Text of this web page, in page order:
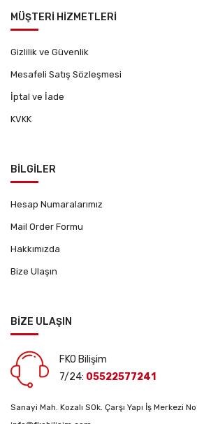
MÜŞTERİ HİZMETLERİ
Gizlilik ve Güvenlik
Mesafeli Satış Sözleşmesi
İptal ve İade
KVKK
BİLGİLER
Hesap Numaralarımız
Mail Order Formu
Hakkımızda
Bize Ulaşın
BİZE ULAŞIN
FKO Bilişim
7/24: 05522577241
Sanayi Mah. Kozalı SOk. Çarşı Yapı İş Merkezi